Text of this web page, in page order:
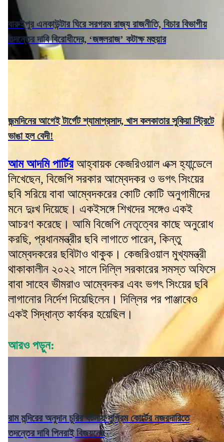
বারুইপুর এনকাউন্টার ঘিরে সরগরম রাজ্য রাজনীতি, বিচার বিভাগীয়
তদন্তের দাবি বিরোধীদের, ‘জঙ্গলরাজ’ কটাক্ষ মহুয়ার
জন্মদিনের আগেই টার্গেট শ্যামাপ্রসাদ, খাস কলকাতার সুকিয়া স্ট্রিটে
ভাঙা হল বেদী!
আম আদমি পার্টির আহ্বায়ক কেজরিওয়াল এক্স হ্যান্ডেলে
লিখেছেন, বিজেপি সরকার আম্বেদকর ও ভগৎ সিংয়ের
ছবি সরিয়ে বাবা আম্বেদকরের কোটি কোটি অনুগামীদের
মনে দুঃখ দিয়েছে। একইসঙ্গে শিখদের সঙ্গেও একই
আচরণ করেছে। আমি বিজেপি নেতৃত্বের কাছে অনুরোধ
করছি, প্রধানমন্ত্রীর ছবি লাগাতে পারেন, কিন্তু
আম্বেদকরের ছবিটাও থাকুক। কেজরিওয়াল মুখ্যমন্ত্রী
থাকাকালীন ২০২২ সালে দিল্লি সরকারের সমস্ত অফিসে
বাবা সাহেব ভীমরাও আম্বেদকর এবং ভগৎ সিংয়ের ছবি
লাগানোর নির্দেশ দিয়েছিলেন। দিল্লির পর পাঞ্জাবেও
একই সিদ্ধান্ত কার্যকর হয়েছিল।
আরও পড়ুন:
রাম মন্দিরের অনুদান চুরির ঘটনায় সুপ্রিম কোর্টের নজরদারিতে
তদন্তের দাবি পিনরাই বিজয়নের